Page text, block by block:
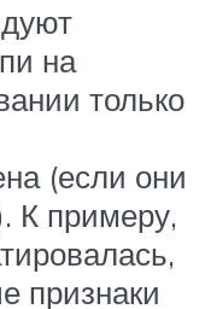
на
только
(если они
К примеру,
признаки